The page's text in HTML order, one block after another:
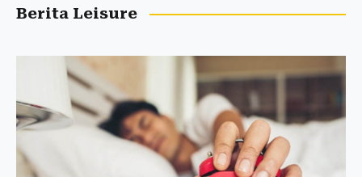
Berita Leisure